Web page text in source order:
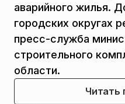
аварийного жилья.
городских округах
пресс-служба
строительного
области.
Читать